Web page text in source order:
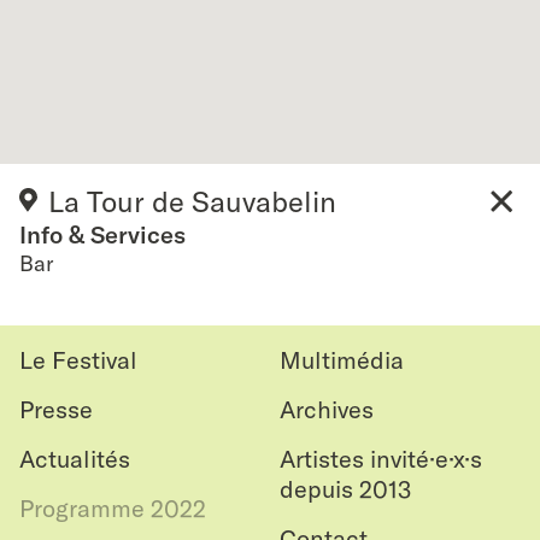
La Tour de Sauvabelin
Info & Services
Bar
Le Festival
Presse
Actualités
Programme 2022
Multimédia
Archives
Artistes invité·e·x·s
depuis 2013